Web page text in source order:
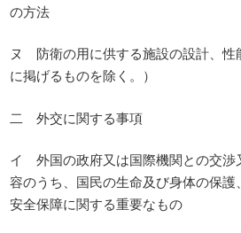
の方法
ヌ 防衛の用に供する施設の設計、性
に掲げるものを除く。）
二 外交に関する事項
イ 外国の政府又は国際機関との交渉
容のうち、国民の生命及び身体の保
安全保障に関する重要なもの